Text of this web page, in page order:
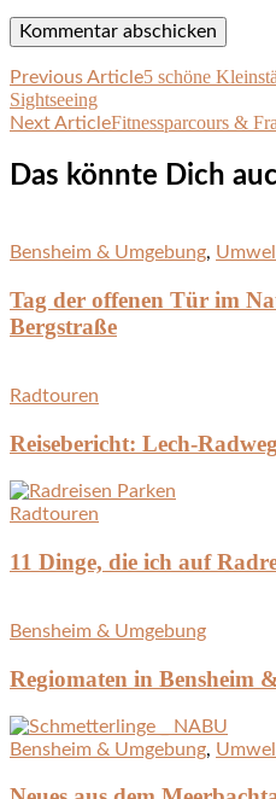
Post
Navigation
Previous Article5 schöne
Sightseeing
Next ArticleFitnessparcours &
Das könnte Dich
Bensheim & Umgebung,
Tag der offenen Tür im
Bergstraße
Radtouren
Reisebericht: Lech-Radweg
Radtouren
11 Dinge, die ich auf
Bensheim & Umgebung
Regiomaten in Bensheim
Bensheim & Umgebung,